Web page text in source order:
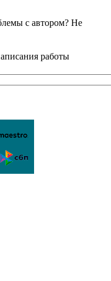
с автором? Не
работы